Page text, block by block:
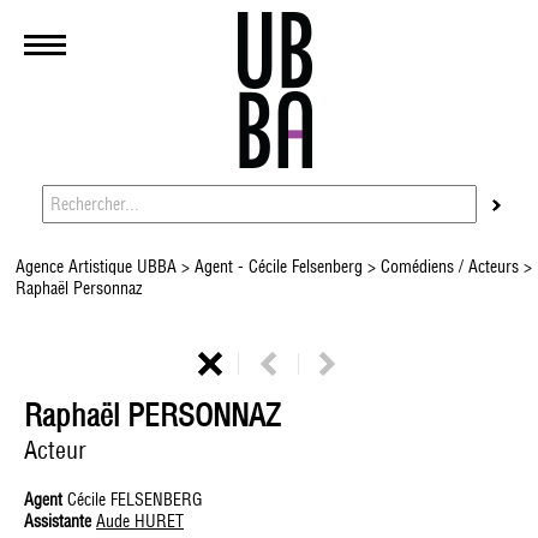
Agence Artistique UBBA>Agent - Cécile Felsenberg > Comédiens / Acteurs>
Raphaël Personnaz
Raphaël PERSONNAZ
Acteur
AgentCécile FELSENBERG
Assistante Aude HURET